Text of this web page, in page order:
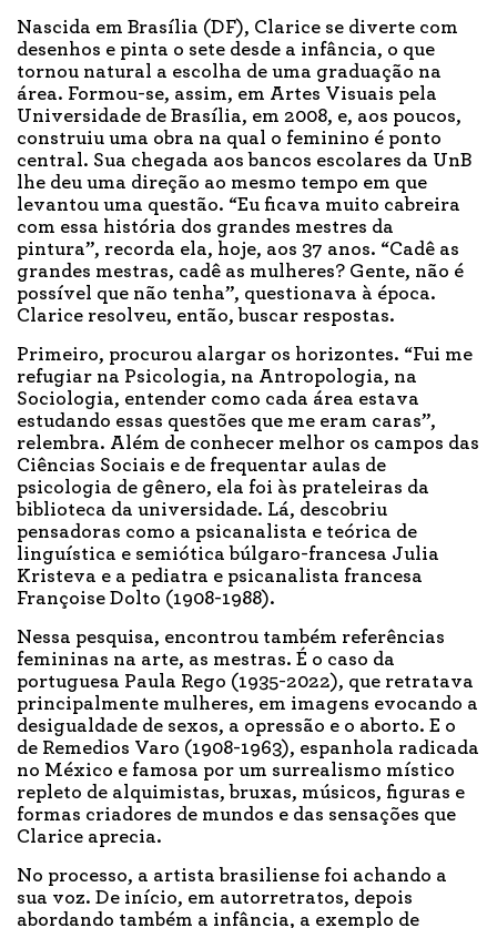
Nascida em Brasília (DF), Clarice se diverte com
desenhos e pinta o sete desde a infância, o que
tornou natural a escolha de uma graduação na
área. Formou-se, assim, em Artes Visuais pela
Universidade de Brasília, em 2008, e, aos poucos,
construiu uma obra na qual o feminino é ponto
central. Sua chegada aos bancos escolares da UnB
lhe deu uma direção ao mesmo tempo em que
levantou uma questão. “Eu ficava muito cabreira
com essa história dos grandes mestres da
pintura”, recorda ela, hoje, aos 37 anos. “Cadê as
grandes mestras, cadê as mulheres? Gente, não é
possível que não tenha”, questionava à época.
Clarice resolveu, então, buscar respostas.
Primeiro, procurou alargar os horizontes. “Fui me
refugiar na Psicologia, na Antropologia, na
Sociologia, entender como cada área estava
estudando essas questões que me eram caras”,
relembra. Além de conhecer melhor os campos das
Ciências Sociais e de frequentar aulas de
psicologia de gênero, ela foi às prateleiras da
biblioteca da universidade. Lá, descobriu
pensadoras como a psicanalista e teórica de
linguística e semiótica búlgaro-francesa Julia
Kristeva e a pediatra e psicanalista francesa
Françoise Dolto (1908-1988).
Nessa pesquisa, encontrou também referências
femininas na arte, as mestras. É o caso da
portuguesa Paula Rego (1935-2022), que retratava
principalmente mulheres, em imagens evocando a
desigualdade de sexos, a opressão e o aborto. E o
de Remedios Varo (1908-1963), espanhola radicada
no México e famosa por um surrealismo místico
repleto de alquimistas, bruxas, músicos, figuras e
formas criadores de mundos e das sensações que
Clarice aprecia.
No processo, a artista brasiliense foi achando a
sua voz. De início, em autorretratos, depois
abordando também a infância, a exemplo de